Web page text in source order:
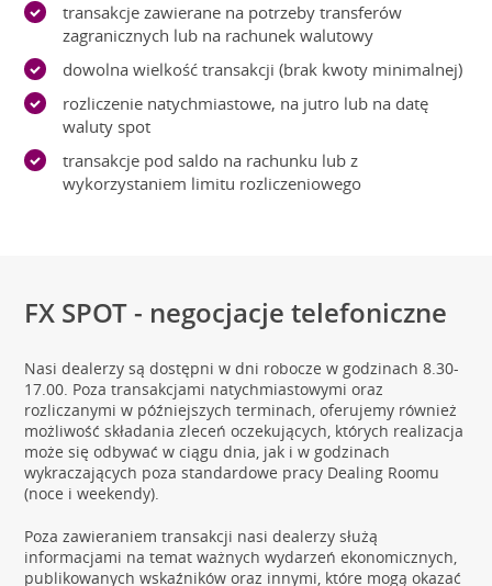
transakcje zawierane na potrzeby transferów
zagranicznych lub na rachunek walutowy
dowolna wielkość transakcji (brak kwoty minimalnej)
rozliczenie natychmiastowe, na jutro lub na datę
waluty spot
transakcje pod saldo na rachunku lub z
wykorzystaniem limitu rozliczeniowego
FX SPOT - negocjacje telefoniczne
Nasi dealerzy są dostępni w dni robocze w godzinach 8.30-
17.00. Poza transakcjami natychmiastowymi oraz
rozliczanymi w późniejszych terminach, oferujemy również
możliwość składania zleceń oczekujących, których realizacja
może się odbywać w ciągu dnia, jak i w godzinach
wykraczających poza standardowe pracy Dealing Roomu
(noce i weekendy).
Poza zawieraniem transakcji nasi dealerzy służą
informacjami na temat ważnych wydarzeń ekonomicznych,
publikowanych wskaźników oraz innymi, które mogą okazać